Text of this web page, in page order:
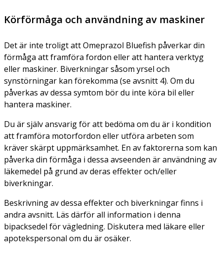
Körförmåga och användning av maskiner
Det är inte troligt att Omeprazol Bluefish påverkar din
förmåga att framföra fordon eller att hantera verktyg
eller maskiner. Biverkningar såsom yrsel och
synstörningar kan förekomma (se avsnitt 4). Om du
påverkas av dessa symtom bör du inte köra bil eller
hantera maskiner.
Du är själv ansvarig för att bedöma om du är i kondition
att framföra motorfordon eller utföra arbeten som
kräver skärpt uppmärksamhet. En av faktorerna som kan
påverka din förmåga i dessa avseenden är användning av
läkemedel på grund av deras effekter och/eller
biverkningar.
Beskrivning av dessa effekter och biverkningar finns i
andra avsnitt. Läs därför all information i denna
bipacksedel för vägledning. Diskutera med läkare eller
apotekspersonal om du är osäker.